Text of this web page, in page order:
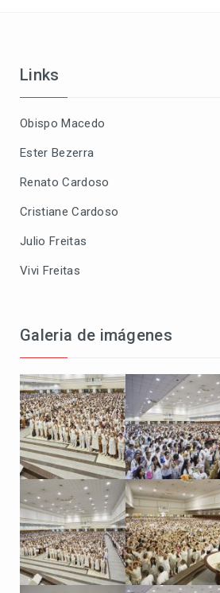
Links
Obispo Macedo
Ester Bezerra
Renato Cardoso
Cristiane Cardoso
Julio Freitas
Vivi Freitas
Galeria de imágenes